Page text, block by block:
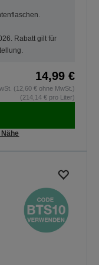
Rabatt gilt für
14,99 €
(12,60 € ohne MwSt.)
(214,14 € pro Liter)